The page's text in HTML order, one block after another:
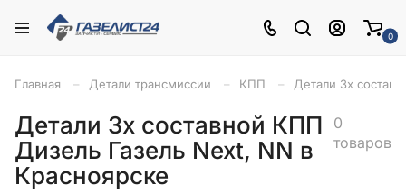
0
Главная Детали трансмиссии КПП Детали 3х
Детали 3х составной КПП
Дизель Газель Next, NN в
Красноярске
0
товаров